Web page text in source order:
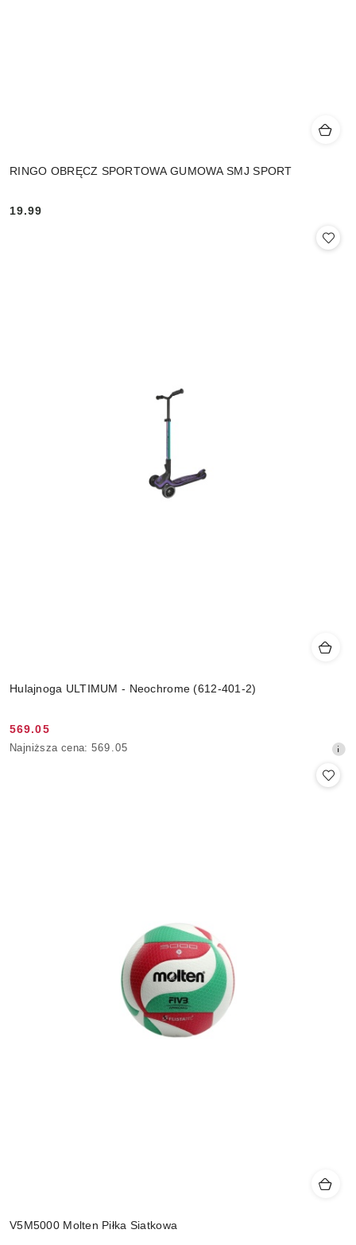
RINGO OBRĘCZ SPORTOWA GUMOWA SMJ SPORT
Cena:
19.99
Hulajnoga ULTIMUM - Neochrome (612-401-2)
Cena
promocyjna:
569.05
Najniższa
Najniższa cena: 569.05
V5M5000 Molten Piłka Siatkowa